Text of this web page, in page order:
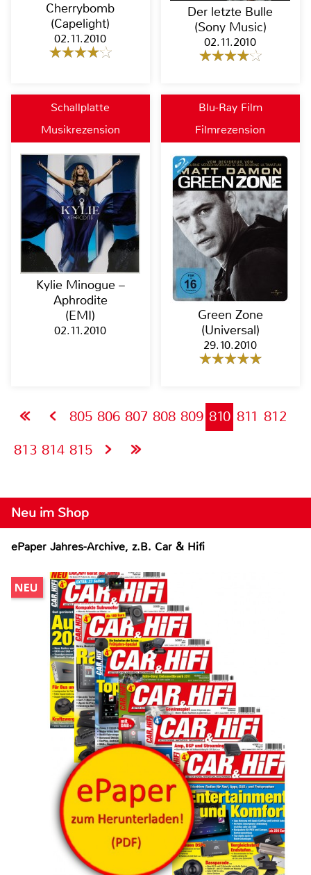
Cherrybomb
(Capelight)
02.11.2010
Der letzte Bulle
(Sony Music)
02.11.2010
Schallplatte
Musikrezension
Kylie Minogue –
Aphrodite
(EMI)
02.11.2010
Blu-Ray Film
Filmrezension
Green Zone
(Universal)
29.10.2010
805 806 807 808 809 810 811 812
813 814 815
Neu im Shop
ePaper Jahres-Archive, z.B. Car & Hifi